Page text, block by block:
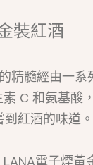
裝紅酒
精髓經由一系
C 和氨基酸
到紅酒的味道。